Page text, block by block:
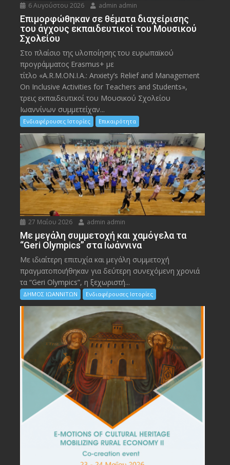
6 Αυγούστου 2026 admin admin
Eπιμορφώθηκαν σε θέματα διαχείρισης
του άγχους εκπαιδευτικοί του Μουσικού
Σχολείου
Στο πλαίσιο της υλοποίησης του ευρωπαϊκού
προγράμματος Erasmus+ με
τίτλο «A.R.M.ON.I.A.: Anxiety’s Relief and Management
On Inclusive Activities for Teachers and Students»,
τρεις εκπαιδευτικοί του Μουσικού Σχολείου
Ιωαννίνων συμμετείχαν...
Ενδιαφέρουσες Ιστορίες Επικαιρότητα
27 Μαΐου 2026 admin admin
Με μεγάλη συμμετοχή και χαμόγελα τα
“Geri Olympics” στα Ιωάννινα
Με ιδιαίτερη επιτυχία και μεγάλη συμμετοχή
πραγματοποιήθηκαν για δεύτερη συνεχόμενη χρονιά
τα “Geri Olympics”, η ξεχωριστή...
ΔΗΜΟΣ ΙΩΑΝΝΙΤΩΝ Ενδιαφέρουσες Ιστορίες